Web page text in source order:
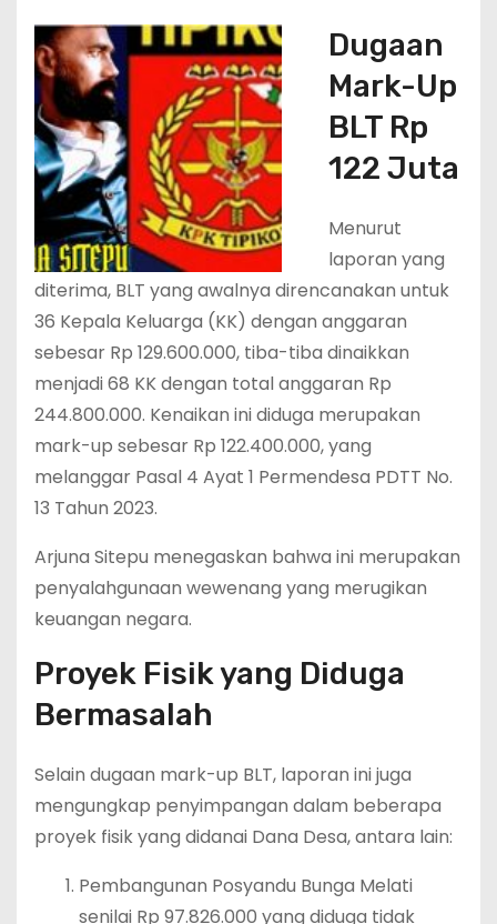
Dugaan
Mark-Up
BLT Rp
122 Juta
Menurut
laporan yang
diterima, BLT yang awalnya direncanakan untuk
36 Kepala Keluarga (KK) dengan anggaran
sebesar Rp 129.600.000, tiba-tiba dinaikkan
menjadi 68 KK dengan total anggaran Rp
244.800.000. Kenaikan ini diduga merupakan
mark-up sebesar Rp 122.400.000, yang
melanggar Pasal 4 Ayat 1 Permendesa PDTT No.
13 Tahun 2023.
Arjuna Sitepu menegaskan bahwa ini merupakan
penyalahgunaan wewenang yang merugikan
keuangan negara.
Proyek Fisik yang Diduga
Bermasalah
Selain dugaan mark-up BLT, laporan ini juga
mengungkap penyimpangan dalam beberapa
proyek fisik yang didanai Dana Desa, antara lain:
Pembangunan Posyandu Bunga Melati
senilai Rp 97.826.000 yang diduga tidak